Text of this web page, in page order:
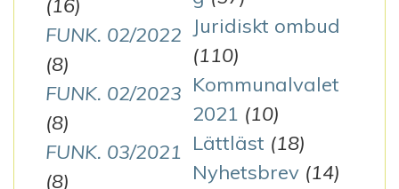
(16)
FUNK. 02/2022
(8)
FUNK. 02/2023
(8)
FUNK. 03/2021
(8)
Juridiskt ombud
(110)
Kommunalvalet
2021 (10)
Lättläst (18)
Nyhetsbrev (14)